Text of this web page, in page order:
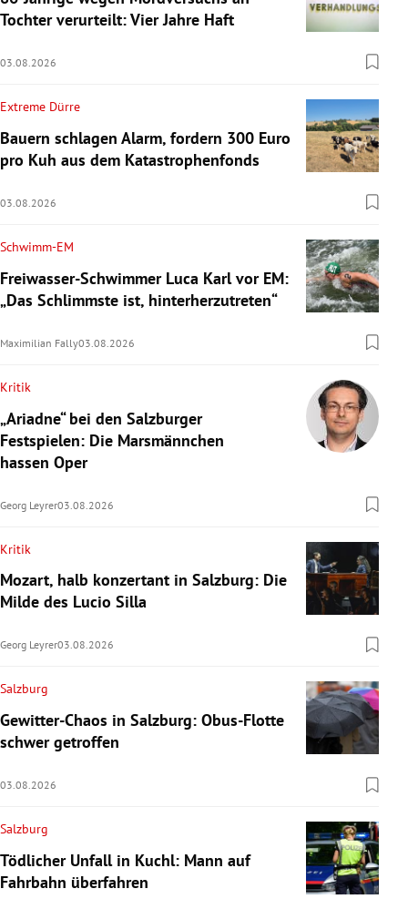
Tochter verurteilt: Vier Jahre Haft
03.08.2026
Extreme Dürre
Bauern schlagen Alarm, fordern 300 Euro
pro Kuh aus dem Katastrophenfonds
03.08.2026
Schwimm-EM
Freiwasser-Schwimmer Luca Karl vor EM:
„Das Schlimmste ist, hinterherzutreten“
Maximilian Fally03.08.2026
Kritik
„Ariadne“ bei den Salzburger
Festspielen: Die Marsmännchen
hassen Oper
Georg Leyrer03.08.2026
Kritik
Mozart, halb konzertant in Salzburg: Die
Milde des Lucio Silla
Georg Leyrer03.08.2026
Salzburg
Gewitter-Chaos in Salzburg: Obus-Flotte
schwer getroffen
03.08.2026
Salzburg
Tödlicher Unfall in Kuchl: Mann auf
Fahrbahn überfahren